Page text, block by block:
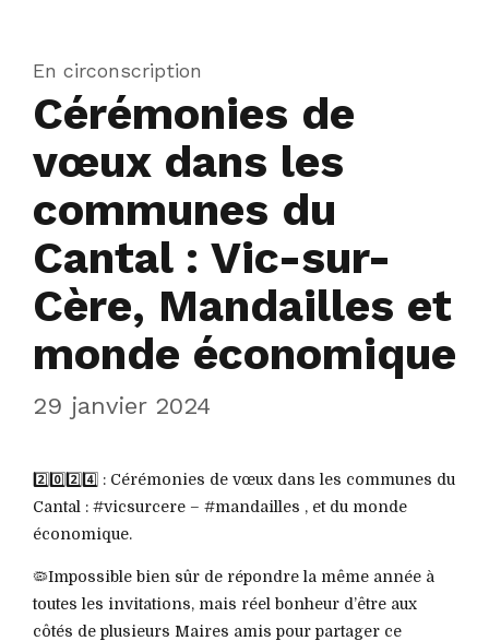
En circonscription
Cérémonies de
vœux dans les
communes du
Cantal : Vic-sur-
Cère, Mandailles et
monde économique
29 janvier 2024
2️⃣0️⃣2️⃣4️⃣ : Cérémonies de vœux dans les communes du
Cantal : #vicsurcere – #mandailles , et du monde
économique.
🦠Impossible bien sûr de répondre la même année à
toutes les invitations, mais réel bonheur d’être aux
côtés de plusieurs Maires amis pour partager ce